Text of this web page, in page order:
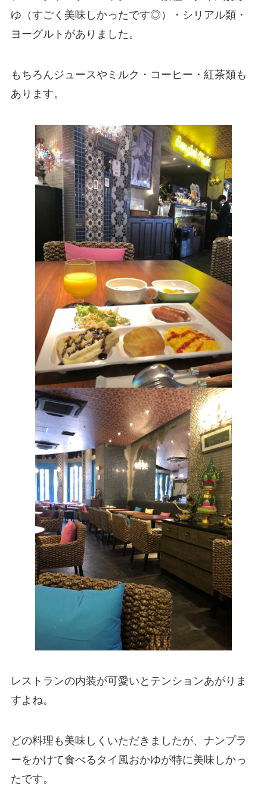
ゆ（すごく美味しかったです◎）・シリアル類・
ヨーグルトがありました。
もちろんジュースやミルク・コーヒー・紅茶類も
あります。
レストランの内装が可愛いとテンションあがりま
すよね。
どの料理も美味しくいただきましたが、ナンプラ
ーをかけて食べるタイ風おかゆが特に美味しかっ
たです。